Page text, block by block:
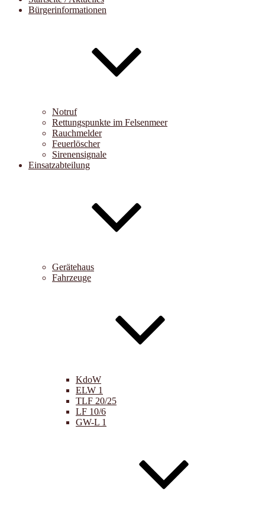
Bürgerinformationen
Notruf
Rettungspunkte im Felsenmeer
Rauchmelder
Feuerlöscher
Sirenensignale
Einsatzabteilung
Gerätehaus
Fahrzeuge
KdoW
ELW 1
TLF 20/25
LF 10/6
GW-L 1